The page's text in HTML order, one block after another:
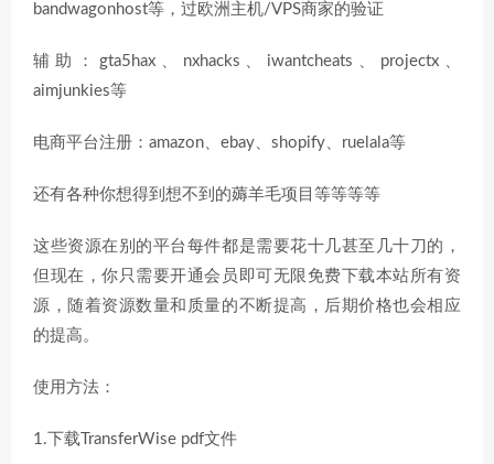
bandwagonhost等，过欧洲主机/VPS商家的验证
辅助：gta5hax、nxhacks、iwantcheats、projectx、
aimjunkies等
电商平台注册：amazon、ebay、shopify、ruelala等
还有各种你想得到想不到的薅羊毛项目等等等等
这些资源在别的平台每件都是需要花十几甚至几十刀的，
但现在，你只需要开通会员即可无限免费下载本站所有资
源，随着资源数量和质量的不断提高，后期价格也会相应
的提高。
使用方法：
1.下载TransferWise pdf文件